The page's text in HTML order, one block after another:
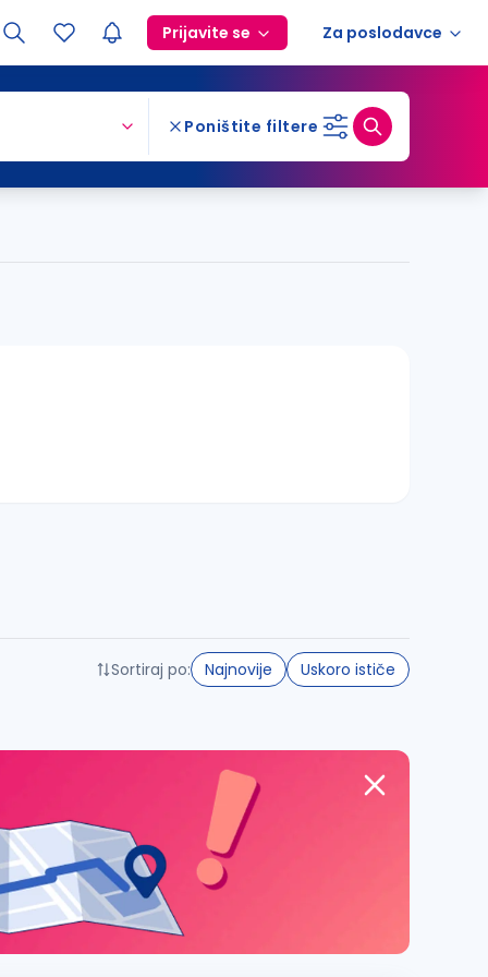
Prijavite se Za poslodavce
Poništite filtere
Sortiraj po: Najnovije Uskoro ističe